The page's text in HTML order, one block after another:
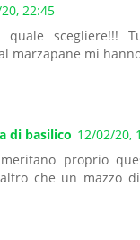
22:45
quale scegliere!!!
marzapane mi
di basilico 12/02/20,
proprio
che un mazzo